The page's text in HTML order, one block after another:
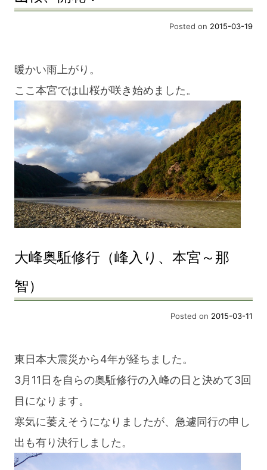
Posted on 2015-03-19
暖かい雨上がり。
ここ本宮では山桜が咲き始めました。
大峰奥駈修行（峰入り、本宮～那
智）
Posted on 2015-03-11
東日本大震災から4年が経ちました。
3月11日を自らの奥駈修行の入峰の日と決めて3回
目になります。
寒気に萎えそうになりましたが、急遽同行の申し
出も有り決行しました。